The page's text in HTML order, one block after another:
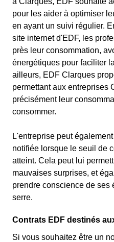
pour les aider à optimiser
en ayant un suivi régulier.
site internet d'EDF, les
près leur consommation,
énergétiques pour faciliter
ailleurs, EDF Clarques
permettant aux entreprises
précisément leur
consommer.
L'entreprise peut
notifiée lorsque le seuil de
atteint. Cela peut lui
mauvaises surprises, et
prendre conscience de ses
serre.
Contrats EDF destinés
Si vous souhaitez être un